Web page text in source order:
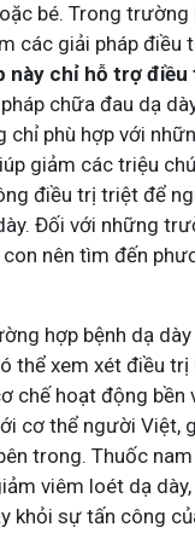
bé. Trong trường
các giải pháp điều
này chỉ hỗ trợ
chữa đau dạ
chỉ phù hợp với
giảm các triệu
điều trị triệt để
Đối với những
nên tìm đến
hợp bệnh dạ
thể xem xét điều
chế hoạt động bền
cơ thể người Việt,
trong. Thuốc
viêm loét dạ
khỏi sự tấn công